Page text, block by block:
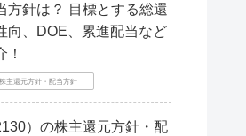
方針は？ 目標とする総還
向、DOE、累進配当など
！
株主還元方針・配当方針
）の株主還元方針・配